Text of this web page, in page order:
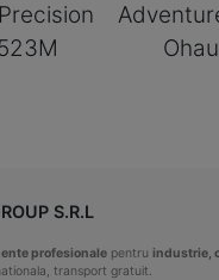
S.R.L
profesionale pentru industrie,
transport gratuit.